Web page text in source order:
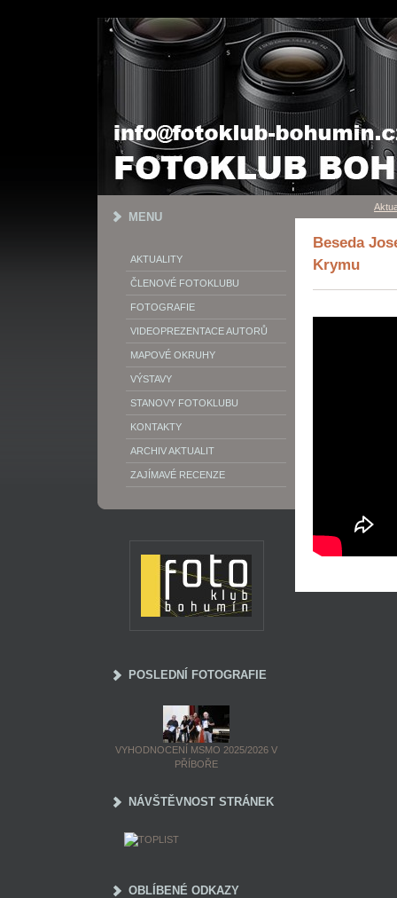
MENU
AKTUALITY
ČLENOVÉ FOTOKLUBU
FOTOGRAFIE
VIDEOPREZENTACE AUTORŮ
MAPOVÉ OKRUHY
VÝSTAVY
STANOVY FOTOKLUBU
KONTAKTY
ARCHIV AKTUALIT
ZAJÍMAVÉ RECENZE
POSLEDNÍ FOTOGRAFIE
VYHODNOCENÍ MSMO 2025/2026 V
PŘÍBOŘE
NÁVŠTĚVNOST STRÁNEK
OBLÍBENÉ ODKAZY
Beseda
Krymu